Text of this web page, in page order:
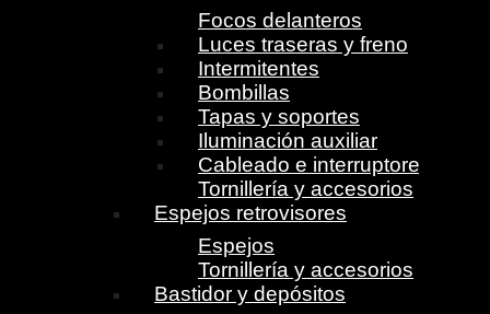
Focos delanteros
Luces traseras y freno
Intermitentes
Bombillas
Tapas y soportes
Iluminación auxiliar
Cableado e interruptores
Tornillería y accesorios
Espejos retrovisores
Espejos
Tornillería y accesorios
Bastidor y depósitos